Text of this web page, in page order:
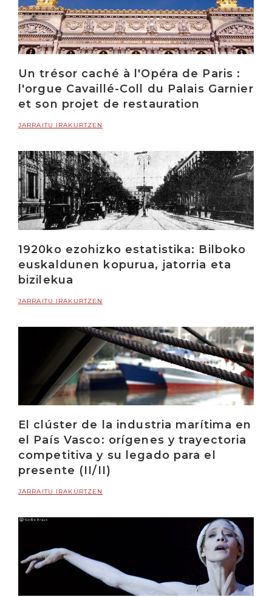
Un trésor caché à l'Opéra de Paris :
l'orgue Cavaillé-Coll du Palais Garnier
et son projet de restauration
JARRAITU IRAKURTZEN
1920ko ezohizko estatistika: Bilboko
euskaldunen kopurua, jatorria eta
bizilekua
JARRAITU IRAKURTZEN
El clúster de la industria marítima en
el País Vasco: orígenes y trayectoria
competitiva y su legado para el
presente (II/II)
JARRAITU IRAKURTZEN